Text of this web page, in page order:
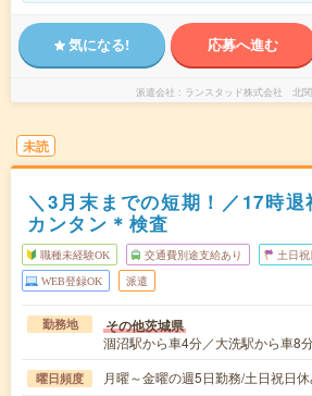
気になる! 応募へ進む
派遣会社 ランスタッド株式会社 北
未読
＼3月末までの短期！／17時退
カンタン＊検査
職種未経験OK 交通費別途支給あり 土日
WEB登録OK 派遣
勤務地 その他茨城県
涸沼駅から車4分／大洗駅から車8
曜日頻度 月曜～金曜の週5日勤務/土日祝日休